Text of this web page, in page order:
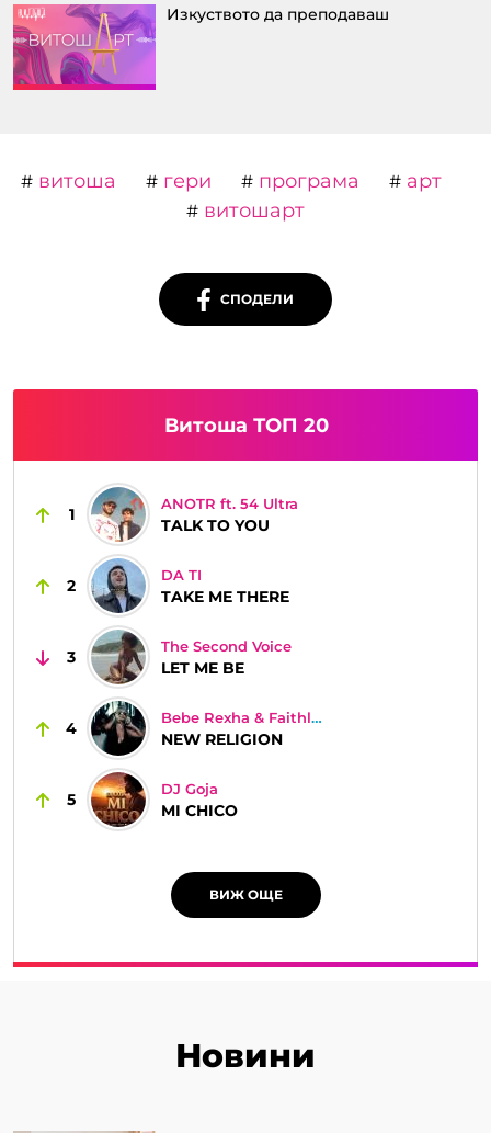
Изкуството да преподаваш
#витоша #гери #програма #арт
# витошарт
СПОДЕЛИ
Витоша ТОП 20
1
ANOTR ft. 54 Ultra
TALK TO YOU
2
DA TI
TAKE ME THERE
3
The Second Voice
LET ME BE
4
Bebe Rexha & Faithless
NEW RELIGION
5
DJ Goja
MI CHICO
ВИЖ ОЩЕ
Новини